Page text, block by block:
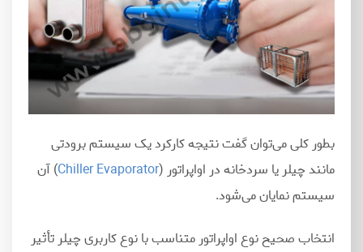
بطور کلی میتوان گفت نتیجه کارکرد یک سیستم برودتی
مانند چیلر یا سردخانه در اواپراتور (Chiller Evaporator) آن
سیستم نمایان میشود.
انتخاب صحیح نوع اواپراتور متناسب با نوع کاربری چیلر تأثیر